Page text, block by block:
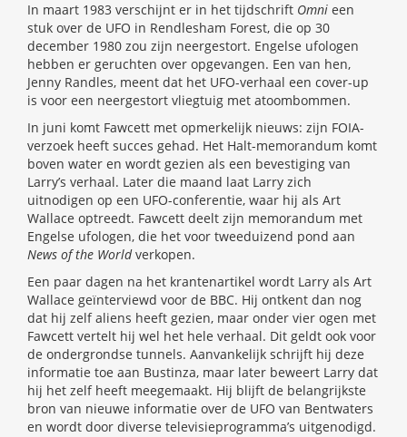
In maart 1983 verschijnt er in het tijdschrift Omni een
stuk over de UFO in Rendlesham Forest, die op 30
december 1980 zou zijn neergestort. Engelse ufologen
hebben er geruchten over opgevangen. Een van hen,
Jenny Randles, meent dat het UFO-verhaal een cover-up
is voor een neergestort vliegtuig met atoombommen.
In juni komt Fawcett met opmerkelijk nieuws: zijn FOIA-
verzoek heeft succes gehad. Het Halt-memorandum komt
boven water en wordt gezien als een bevestiging van
Larry’s verhaal. Later die maand laat Larry zich
uitnodigen op een UFO-conferentie, waar hij als Art
Wallace optreedt. Fawcett deelt zijn memorandum met
Engelse ufologen, die het voor tweeduizend pond aan
News of the Worldverkopen.
Een paar dagen na het krantenartikel wordt Larry als Art
Wallace geïnterviewd voor de BBC. Hij ontkent dan nog
dat hij zelf aliens heeft gezien, maar onder vier ogen met
Fawcett vertelt hij wel het hele verhaal. Dit geldt ook voor
de ondergrondse tunnels. Aanvankelijk schrijft hij deze
informatie toe aan Bustinza, maar later beweert Larry dat
hij het zelf heeft meegemaakt. Hij blijft de belangrijkste
bron van nieuwe informatie over de UFO van Bentwaters
en wordt door diverse televisieprogramma’s uitgenodigd.